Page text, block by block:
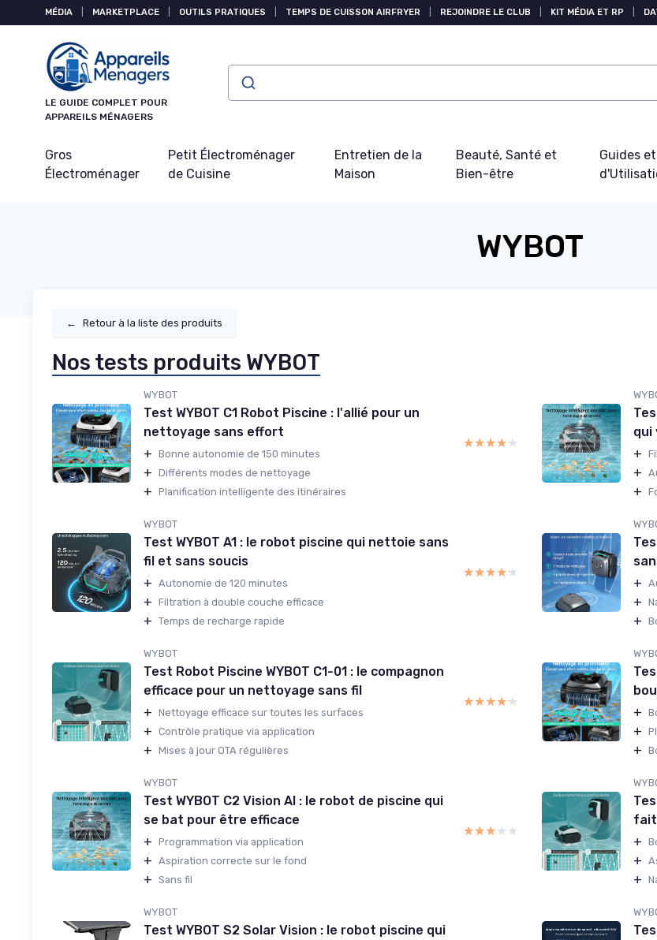
MÉDIA MARKETPLACE OUTILS PRATIQUES TEMPS DE CUISSON AIRFRYER REJOINDRE LE CLUB KIT MÉDIA ET RP
LE GUIDE COMPLET POUR
APPAREILS MÉNAGERS
Gros
Électroménager
Petit Électroménager
de Cuisine
Entretien de la
Maison
Beauté, Santé et
Bien-être
Guides
WYBOT
← Retour à la liste des produits
Nos tests produits WYBOT
WYBOT
Test WYBOT C1 Robot Piscine : l'allié pour un
nettoyage sans effort
+ Bonne autonomie de 150 minutes
+ Différents modes de nettoyage
+ Planification intelligente des itinéraires
★★★★★
★★★★★
qui
+
+
+
WYBOT
Test WYBOT A1 : le robot piscine qui nettoie sans
fil et sans soucis
+ Autonomie de 120 minutes
+ Filtration à double couche efficace
+ Temps de recharge rapide
★★★★★
★★★★★
+
+
+
WYBOT
Test Robot Piscine WYBOT C1-01 : le compagnon
efficace pour un nettoyage sans fil
+ Nettoyage efficace sur toutes les surfaces
+ Contrôle pratique via application
+ Mises à jour OTA régulières
★★★★★
★★★★★
+
+
+
WYBOT
Test WYBOT C2 Vision AI : le robot de piscine qui
se bat pour être efficace
+ Programmation via application
+ Aspiration correcte sur le fond
+ Sans fil
★★★★★
★★★★★
fait
+
+
+
WYBOT
Test WYBOT S2 Solar Vision : le robot piscine qui
Panneau de gestion des cookies